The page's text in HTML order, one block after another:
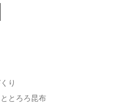
り
とろろ昆布